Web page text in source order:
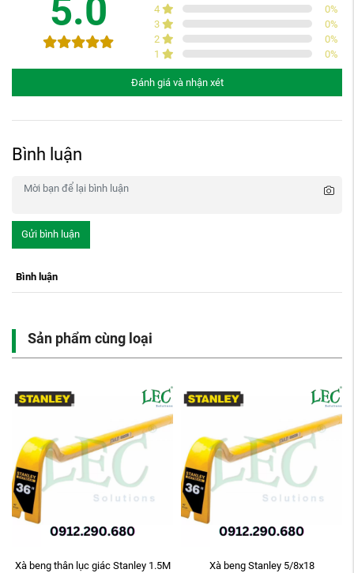
5.0
4
0%
3
0%
2
0%
1
0%
Đánh giá và nhận xét
Bình luận
Gửi bình luận
Bình luận
Sản phẩm cùng loại
Xà beng thân lục giác Stanley 1.5M Xà beng Stanley 5/8x18